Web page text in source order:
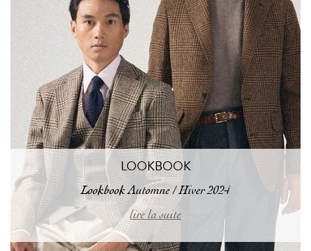
LOOKBOOK
Lookbook Automne / Hiver 2024
lire la suite